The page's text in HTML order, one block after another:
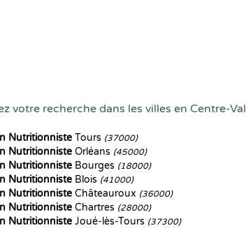
votre recherche dans les villes en Centre-
Nutritionniste Tours (37000)
Nutritionniste Orléans (45000)
Nutritionniste Bourges (18000)
Nutritionniste Blois (41000)
Nutritionniste Châteauroux (36000)
Nutritionniste Chartres (28000)
Nutritionniste Joué-lès-Tours (37300)